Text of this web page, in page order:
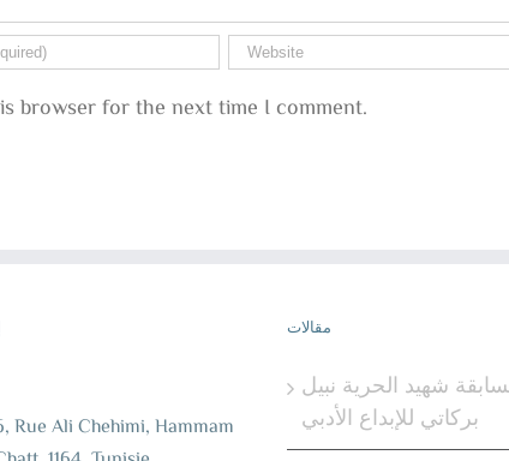
browser for the next time I comment.
Rue Ali Chehimi, Hammam
مقالات
شهيد الحرية نبيل
بركاتي للإبداع الأدبي